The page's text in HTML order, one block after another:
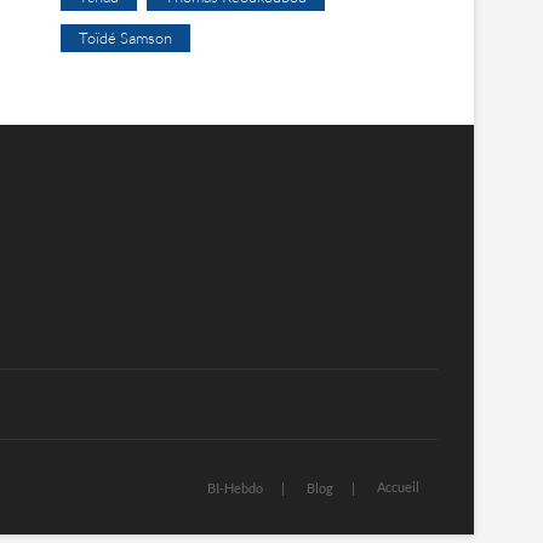
Toïdé Samson
BI-Hebdo Blog Accueil